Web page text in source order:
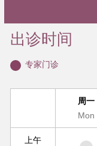
出诊时间
专家门诊
周一
Mon
上午